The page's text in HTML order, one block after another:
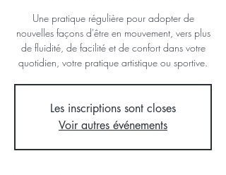
Une pratique régulière pour adopter de
nouvelles façons d'être en mouvement, vers plus
de fluidité, de facilité et de confort dans votre
quotidien, votre pratique artistique ou sportive.
Les inscriptions sont closes
Voir autres événements